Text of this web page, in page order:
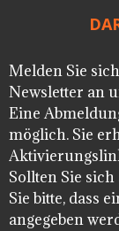
Melden Sie
Newsletter an
Eine
möglich. Sie
Sollten Sie
Sie bitte, dass
angegeben